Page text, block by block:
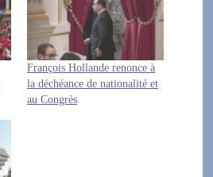
François Hollande renonce à
la déchéance de nationalité et
au Congrès